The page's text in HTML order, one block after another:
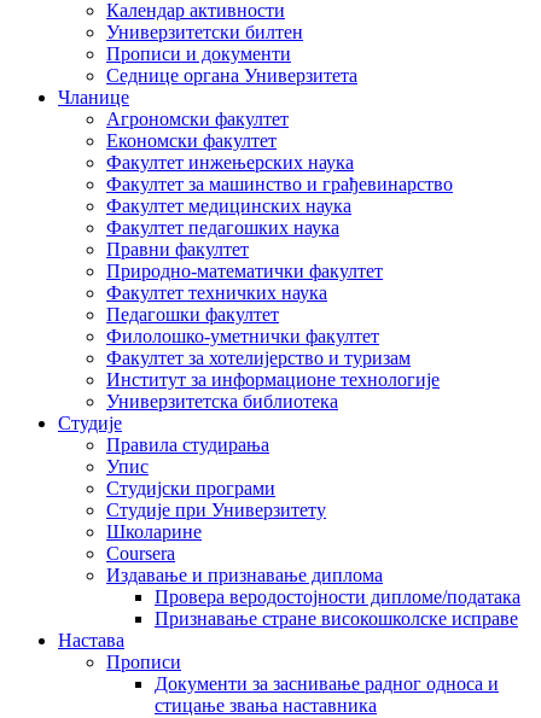
Календар активности
Универзитетски билтен
Прописи и документи
Седнице органа Универзитета
Чланице
Агрономски факултет
Економски факултет
Факултет инжењерских наука
Факултет за машинство и грађевинарство
Факултет медицинских наука
Факултет педагошких наука
Правни факултет
Природно-математички факултет
Факултет техничких наука
Педагошки факултет
Филолошко-уметнички факултет
Факултет за хотелијерство и туризам
Институт за информационе технологије
Универзитетска библиотека
Студије
Правила студирања
Упис
Студијски програми
Студије при Универзитету
Школарине
Coursera
Издавање и признавање диплома
Провера веродостојности дипломе/података
Признавање стране високошколске исправе
Настава
Прописи
Документи за заснивање радног односа и
стицање звања наставника